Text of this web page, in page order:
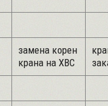
замена корен
крана на ХВС